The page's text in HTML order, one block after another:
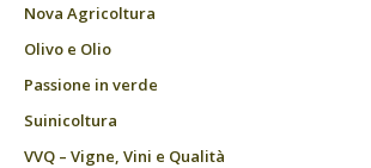
Nova Agricoltura
Olivo e Olio
Passione in verde
Suinicoltura
VVQ – Vigne, Vini e Qualità